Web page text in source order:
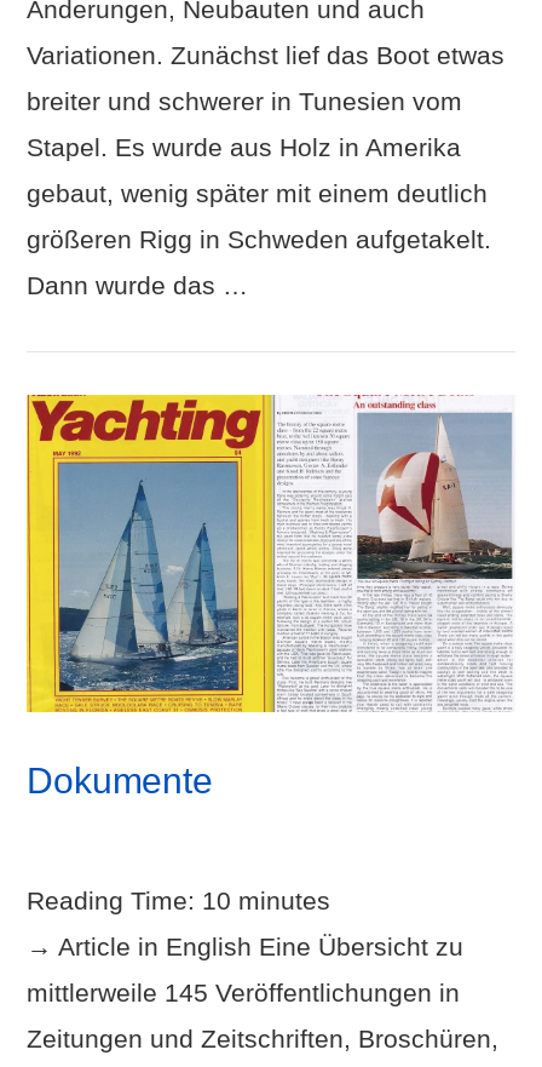
VIEW POST
Änderungen, Neubauten und auch
Variationen. Zunächst lief das Boot etwas
breiter und schwerer in Tunesien vom
Stapel. Es wurde aus Holz in Amerika
gebaut, wenig später mit einem deutlich
größeren Rigg in Schweden aufgetakelt.
Dann wurde das …
Dokumente
Reading Time: 10 minutes
→ Article in English Eine Übersicht zu
mittlerweile 145 Veröffentlichungen in
Zeitungen und Zeitschriften, Broschüren,